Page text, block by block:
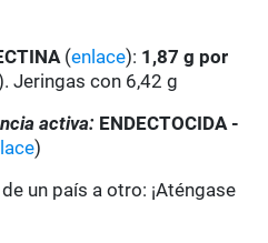
(enlace): 1,87 g por
Jeringas con 6,42 g
activa: ENDECTOCIDA -
)
un país a otro: ¡Aténgase